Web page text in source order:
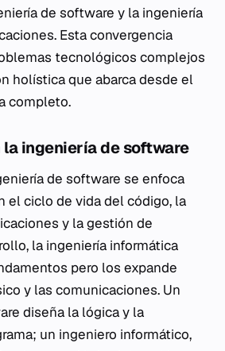
de software y la ingeniería
Esta convergencia
tecnológicos complejos
holística que abarca desde el
completo.
ingeniería de software
de software se enfoca
el ciclo de vida del código, la
y la gestión de
la ingeniería informática
pero los expande
y las comunicaciones. Un
diseña la lógica y la
un ingeniero informático,